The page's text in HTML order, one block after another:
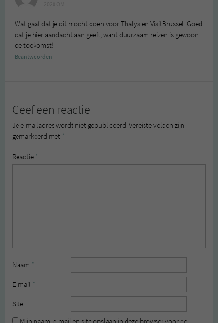
Wat gaaf dat je dit mocht doen voor Thalys en VisitBrussel. Goed
dat je hier aandacht aan geeft, want duurzaam reizen is gewoon
de toekomst!
Beantwoorden
Geef een reactie
Je e-mailadres wordt niet gepubliceerd. Vereiste velden zijn
gemarkeerd met *
Reactie *
Naam *
E-mail *
Site
Mijn naam, e-mail en site opslaan in deze browser voor de